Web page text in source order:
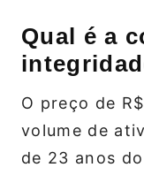
Qual é a
O preço de
volume de
de 23 anos